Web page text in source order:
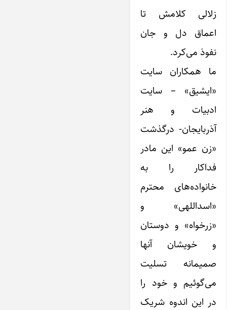
زلالی کلامش تا
اعماق دل و جان
نفوذ می‌کرد.
ما همکاران سایت
«ایشیق» – سایت
ادبیات و هنر
آذربایجان- درگذشت
«زن عمو» این مادر
فداکار را به
خانواده‌های محترم
«اسداللهی» و
«زرخواه» و دوستان
و خویشان آنها
صمیمانه تسلیت
می‌گوئیم و خود را
در این اندوه شریک